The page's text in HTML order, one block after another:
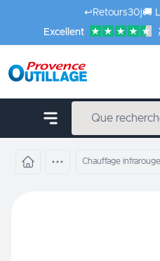
Aller au contenu
↩️ Retours30j🚚
Excellent
Chauffage